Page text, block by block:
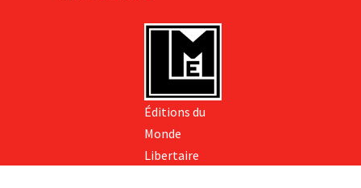
Éditions du
Monde
Libertaire